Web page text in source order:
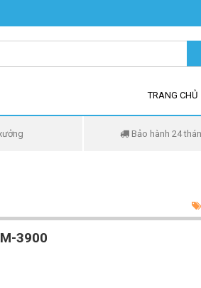
TRANG CHỦ
Bảo hành 24
3900